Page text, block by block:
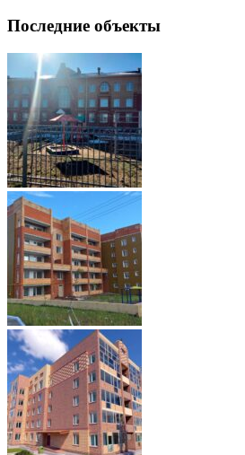
Последние объекты